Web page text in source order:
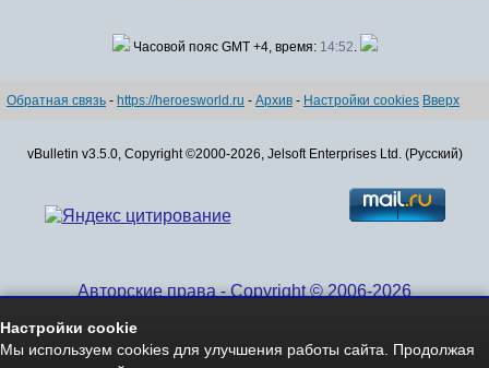
Часовой пояс GMT +4, время: 14:52.
Обратная связь - https://heroesworld.ru - Архив - Настройки cookies Вверх
vBulletin v3.5.0, Copyright ©2000-2026, Jelsoft Enterprises Ltd. (Русский)
Авторские права - Copyright © 2006-2026
Настройки cookie
Мы используем cookies для улучшения работы сайта. Продолжая